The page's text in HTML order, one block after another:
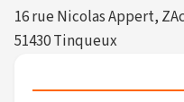
16 rue Nicolas Appert,
51430 Tinqueux